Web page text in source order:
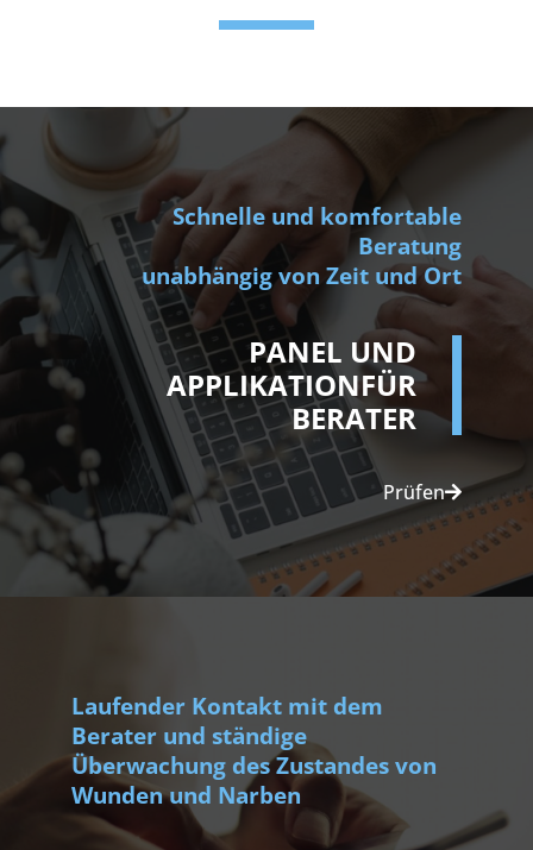
Schnelle und komfortable
Beratung
unabhängig von Zeit und Ort
PANEL UND
APPLIKATIONFÜR
BERATER
Prüfen
Laufender Kontakt mit dem
Berater und ständige
Überwachung des Zustandes von
Wunden und Narben